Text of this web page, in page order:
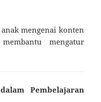
mengenai konten
mengatur
Pembelajaran